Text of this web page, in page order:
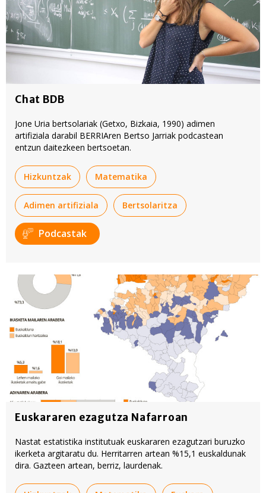
Chat BDB
Jone Uria bertsolariak (Getxo, Bizkaia, 1990) adimen
artifiziala darabil BERRIAren Bertso Jarriak podcastean
entzun daitezkeen bertsoetan.
Hizkuntzak Matematika
Adimen artifiziala Bertsolaritza
Podcastak
Euskararen ezagutza Nafarroan
Nastat estatistika institutuak euskararen ezagutzari buruzko
ikerketa argitaratu du. Herritarren artean %15,1 euskaldunak
dira. Gazteen artean, berriz, laurdenak.